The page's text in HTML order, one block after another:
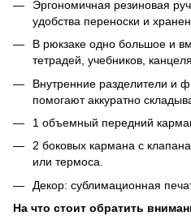
Эргономичная резиновая
удобства переноски и
В рюкзаке одно большое и
тетрадей, учебников,
Внутренние разделители и
помогают аккуратно
1 объемный передний
2 боковых кармана с
или термоса.
Декор: сублимационная
На что стоит обратить